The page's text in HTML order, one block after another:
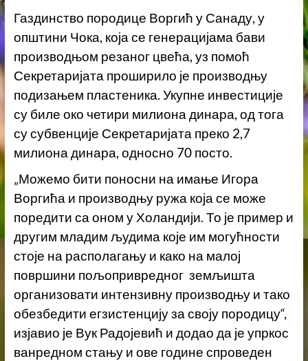
Газдинство породице Воргић у Санаду, у
општини Чока, која се генерацијама бави
производњом резаног цвећа, уз помоћ
Секретаријата проширило је производњу
подизањем пластеника. Укупне инвестиције
су биле око четири милиона динара, од тога
су субвенције Секретаријата преко 2,7
милиона динара, односно 70 посто.
„Можемо бити поносни на имање Игора
Воргића и производњу ружа која се може
поредити са оном у Холандији. То је пример и
другим младим људима које им могућности
стоје на располагању и како на малој
површини пољопривредног земљишта
организовати интензивну производњу и тако
обезбедити егзистенцију за своју породицу“,
изјавио је Вук Радојевић и додао да је упркос
ванредном стању и ове године спроведен